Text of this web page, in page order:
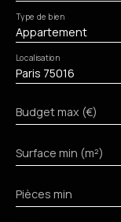
Appartement
Type de bien
Paris 75016
Localisation
Budget max (€)
Surface min (m²)
Pièces min